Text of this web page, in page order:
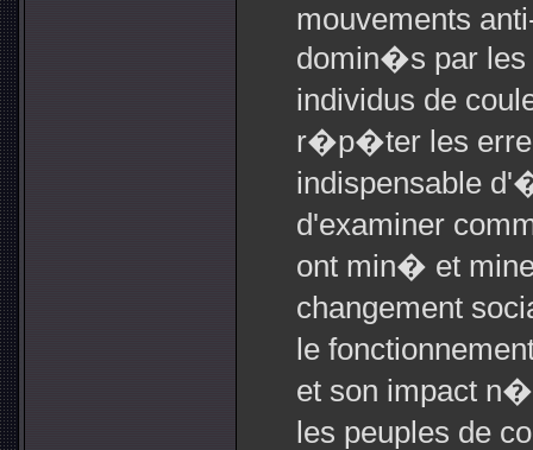
mouvements
domin�s par les
individus de
r�p�ter les
indispensable
d'examiner
ont min� et
changement
le
et son impact
les peuples de